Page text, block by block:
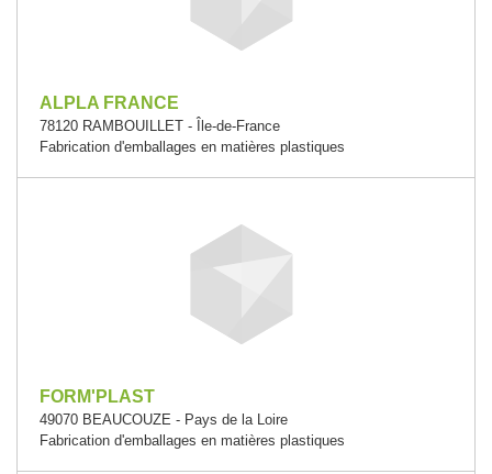
ALPLA FRANCE
78120 RAMBOUILLET - Île-de-France
Fabrication d'emballages en matières plastiques
FORM'PLAST
49070 BEAUCOUZE - Pays de la Loire
Fabrication d'emballages en matières plastiques